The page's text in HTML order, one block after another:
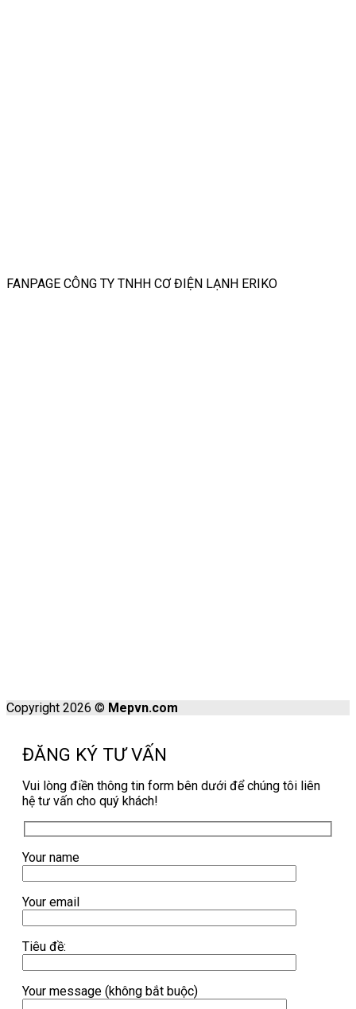
FANPAGE CÔNG TY TNHH CƠ ĐIỆN LẠNH ERIKO
Copyright 2026 © Mepvn.com
ĐĂNG KÝ TƯ VẤN
Vui lòng điền thông tin form bên dưới để chúng tôi liên
hệ tư vấn cho quý khách!
Your name
Your email
Tiêu đề:
Your message (không bắt buộc)